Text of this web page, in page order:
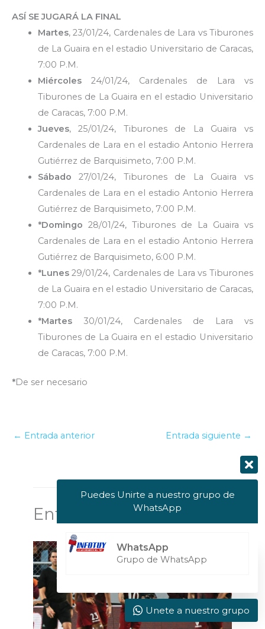
ASÍ SE JUGARÁ LA FINAL
Martes, 23/01/24, Cardenales de Lara vs Tiburones
de La Guaira en el estadio Universitario de Caracas,
7:00 P.M.
Miércoles24/01/24, Cardenales de Lara vs
Tiburones de La Guaira en el estadio Universitario
de Caracas, 7:00 P.M.
Jueves, 25/01/24, Tiburones de La Guaira vs
Cardenales de Lara en el estadio Antonio Herrera
Gutiérrez de Barquisimeto, 7:00 P.M.
Sábado 27/01/24, Tiburones de La Guaira vs
Cardenales de Lara en el estadio Antonio Herrera
Gutiérrez de Barquisimeto, 7:00 P.M.
*Domingo 28/01/24, Tiburones de La Guaira vs
Cardenales de Lara en el estadio Antonio Herrera
Gutiérrez de Barquisimeto, 6:00 P.M.
*Lunes29/01/24, Cardenales de Lara vs Tiburones
de La Guaira en el estadio Universitario de Caracas,
7:00 P.M.
*Martes30/01/24, Cardenales de Lara vs
Tiburones de La Guaira en el estadio Universitario
de Caracas, 7:00 P.M.
*De ser necesario
← Entrada anterior Entrada siguiente →
Entradas relacionadas
Puedes Unirte a nuestro grupo de
WhatsApp
WhatsApp
Grupo de WhatsApp
Unete a nuestro grupo